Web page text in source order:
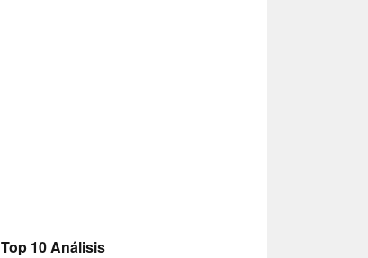
Top 10 Análisis